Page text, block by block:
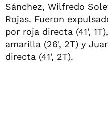
Sánchez, Wilfredo
Rojas. Fueron
por roja directa (41',
amarilla (26', 2T) y
directa (41', 2T).